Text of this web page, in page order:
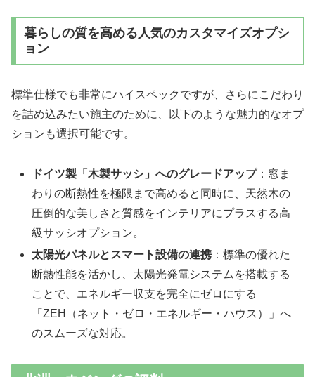
暮らしの質を高める人気のカスタマイズオプシ
ョン
標準仕様でも非常にハイスペックですが、さらにこだわり
を詰め込みたい施主のために、以下のような魅力的なオプ
ションも選択可能です。
ドイツ製「木製サッシ」へのグレードアップ：窓ま
わりの断熱性を極限まで高めると同時に、天然木の
圧倒的な美しさと質感をインテリアにプラスする高
級サッシオプション。
太陽光パネルとスマート設備の連携 ：標準の優れた
断熱性能を活かし、太陽光発電システムを搭載する
ことで、エネルギー収支を完全にゼロにする
「ZEH（ネット・ゼロ・エネルギー・ハウス）」へ
のスムーズな対応。